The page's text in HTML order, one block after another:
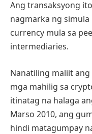
Ang transaksyong
nagmarka ng
currency mula sa
intermediaries.
Nanatiling maliit
mga mahilig sa
itinatag na halaga
Marso 2010, ang
hindi matagumpay